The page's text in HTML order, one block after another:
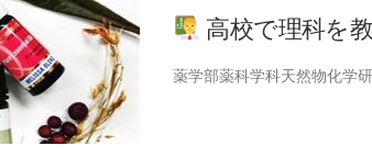
高校で理科を
薬学部薬科学科天然物化学